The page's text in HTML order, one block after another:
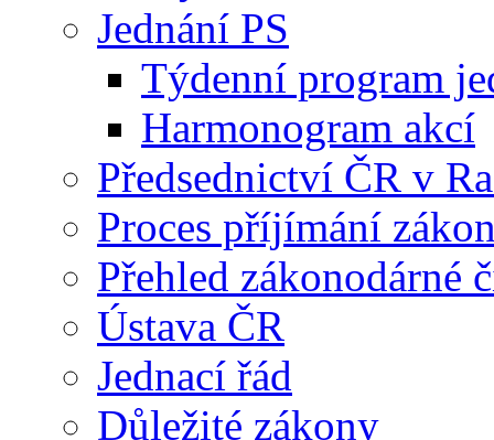
Jednání PS
Týdenní program
Harmonogram akcí
Předsednictví ČR v
Proces příjímání
Přehled zákonodárné
Ústava ČR
Jednací řád
Důležité zákony